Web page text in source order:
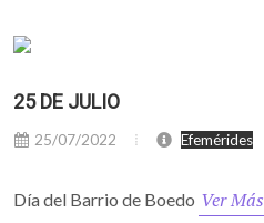
25 DE JULIO
25/07/2022 Efemérides
Día del Barrio de Boedo Ver Más